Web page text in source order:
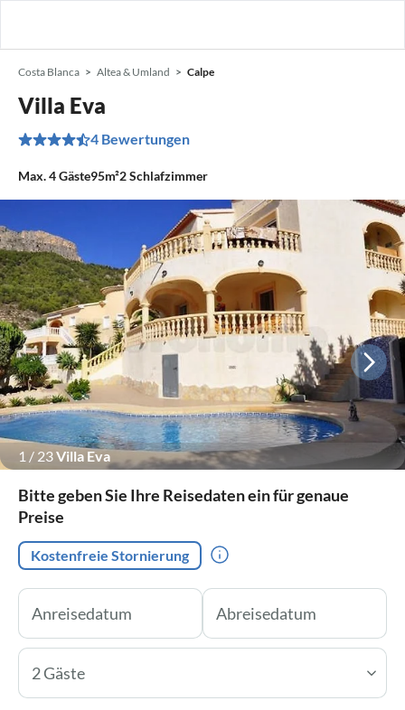
Costa Blanca Altea & Umland Calpe
Villa Eva
4 Bewertungen
Max.4Gäste95m²2Schlafzimmer
1 / 23Villa Eva
Bitte geben Sie Ihre Reisedaten ein für genaue
Preise
Kostenfreie Stornierung
2 Gäste